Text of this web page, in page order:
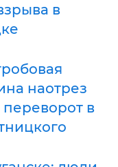
в
наотрез
в